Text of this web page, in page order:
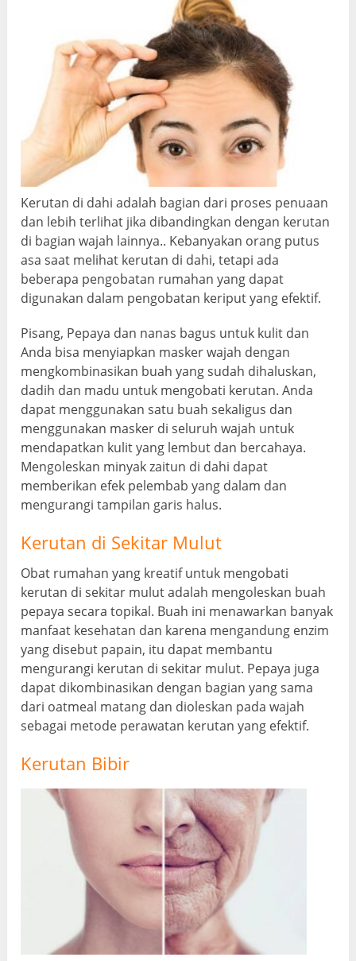
Kerutan di dahi adalah bagian dari proses penuaan
dan lebih terlihat jika dibandingkan dengan kerutan
di bagian wajah lainnya.. Kebanyakan orang putus
asa saat melihat kerutan di dahi, tetapi ada
beberapa pengobatan rumahan yang dapat
digunakan dalam pengobatan keriput yang efektif.
Pisang, Pepaya dan nanas bagus untuk kulit dan
Anda bisa menyiapkan masker wajah dengan
mengkombinasikan buah yang sudah dihaluskan,
dadih dan madu untuk mengobati kerutan. Anda
dapat menggunakan satu buah sekaligus dan
menggunakan masker di seluruh wajah untuk
mendapatkan kulit yang lembut dan bercahaya.
Mengoleskan minyak zaitun di dahi dapat
memberikan efek pelembab yang dalam dan
mengurangi tampilan garis halus.
Kerutan di Sekitar Mulut
Obat rumahan yang kreatif untuk mengobati
kerutan di sekitar mulut adalah mengoleskan buah
pepaya secara topikal. Buah ini menawarkan banyak
manfaat kesehatan dan karena mengandung enzim
yang disebut papain, itu dapat membantu
mengurangi kerutan di sekitar mulut. Pepaya juga
dapat dikombinasikan dengan bagian yang sama
dari oatmeal matang dan dioleskan pada wajah
sebagai metode perawatan kerutan yang efektif.
Kerutan Bibir